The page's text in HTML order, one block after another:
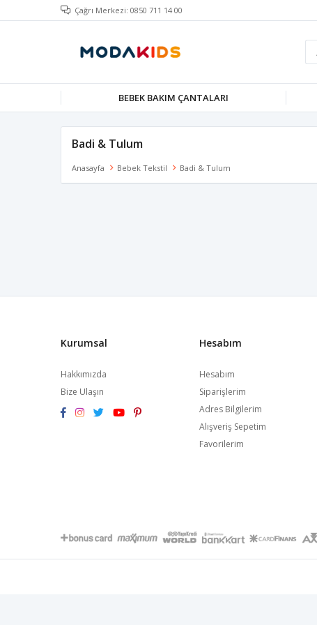
Çağrı Merkezi: 0850 711 14 00
BEBEK BAKIM ÇANTALARI
Badi & Tulum
Anasayfa Bebek Tekstil Badi & Tulum
Kurumsal
Hakkımızda
Bize Ulaşın
Hesabım
Hesabım
Siparişlerim
Adres Bilgilerim
Alışveriş Sepetim
Favorilerim